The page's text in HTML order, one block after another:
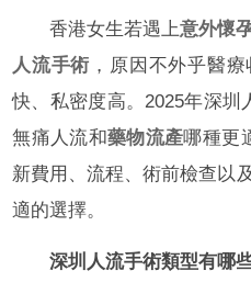
香港女生若遇上意外懷
人流手術 ，原因不外乎醫
快、私密度高。2025年深
無痛人流和藥物流產哪種更
新費用、流程、術前檢查以
適的選擇。
深圳人流手術類型有哪